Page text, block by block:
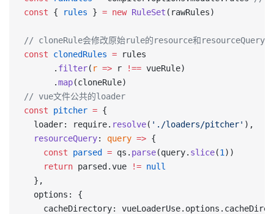
const { rules } = new RuleSet (rawRules)
// cloneRule会修改原始rule的resource和resourceQuery配
const clonedRules = rules
      .
filter( r => r !== vueRule)
      .
map(cloneRule)
// vue文件公共的loader
const pitcher = {
  loader: require.
resolve( './loaders/pitcher' ),
  resourceQuery
: query => {
    const
parsed = qs. parse(query. slice(1 ))
    return
parsed.vue != null
  },
  options: {
cacheDirectory: